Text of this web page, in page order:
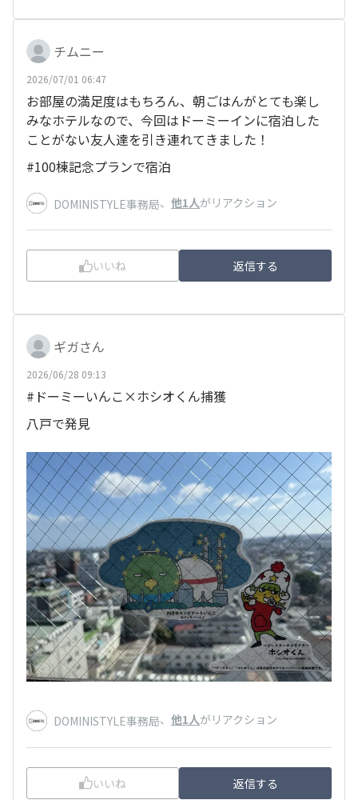
チムニー
2026/07/01 06:47
お部屋の満足度はもちろん、朝ごはんがとても楽し
みなホテルなので、今回はドーミーインに宿泊した
ことがない友人達を引き連れてきました！
#100棟記念プランで宿泊
DOMINISTYLE事務局、 他1人がリアクション
いいね 返信する
ギガさん
2026/06/28 09:13
#ドーミーいんこ×ホシオくん捕獲
八戸で発見
DOMINISTYLE事務局、 他1人がリアクション
いいね 返信する